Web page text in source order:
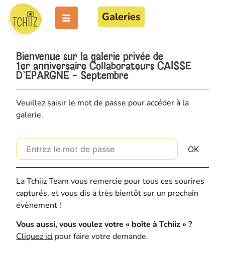
Galeries
Bienvenue sur la galerie privée de
1er anniversaire Collaborateurs CAISSE
D'EPARGNE - Septembre
Veuillez saisir le mot de passe pour accéder à la
galerie.
La Tchiiz Team vous remercie pour tous ces sourires
capturés, et vous dis à très bientôt sur un prochain
évènement !
Vous aussi, vous voulez votre « boîte à Tchiiz » ?
Cliquez ici pour faire votre demande.